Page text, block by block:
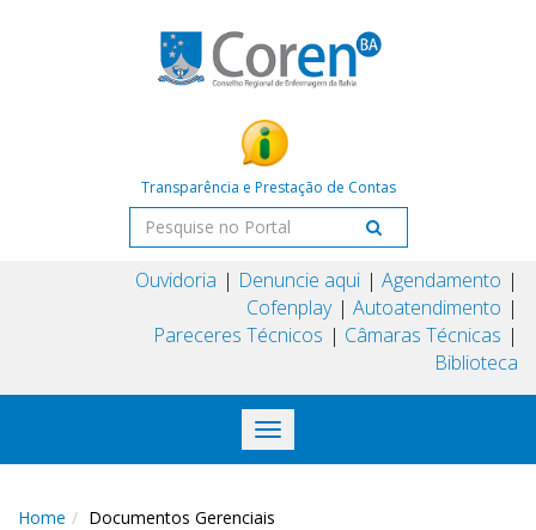
Transparência e Prestação de Contas
Ouvidoria Denuncie aqui
Agendamento
Cofenplay
Autoatendimento
Pareceres Técnicos
Câmaras Técnicas
Biblioteca
Toggle
navigation
Home Documentos Gerenciais